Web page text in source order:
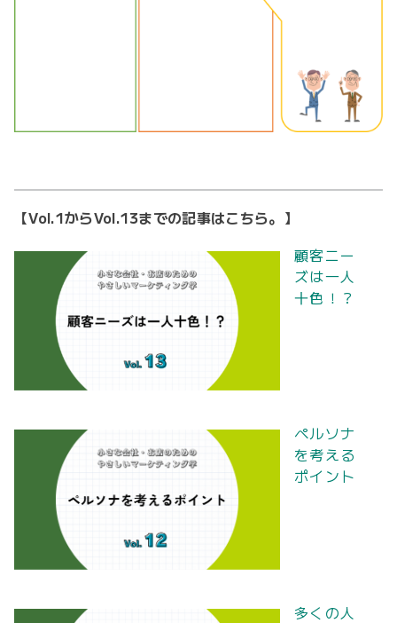
【Vol.1からVol.13までの記事はこちら。】
顧客ニー
ズは一人
十色！？
ペルソナ
を考える
ポイント
多くの人